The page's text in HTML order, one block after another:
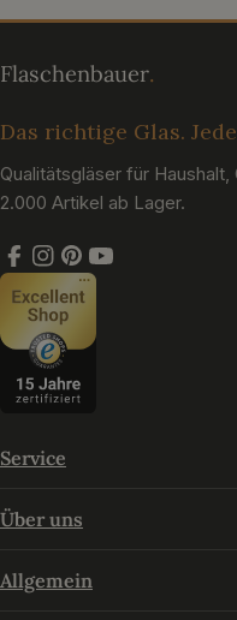
Das richtige Glas.
Qualitätsgläser für
2.000 Artikel ab Lager.
Facebook
Instagram
Pinterest
YouTube
Service
Über uns
Allgemein